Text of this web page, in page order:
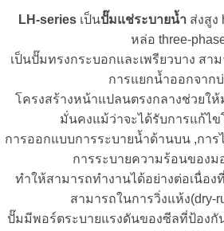
LH-seriesเป็นปั๊มแช่ระบายน้ำ ส่งสูง
หล่อ three-
เป็นปั๊มทรงกระบอกและเพรียวบาง สา
การแยกน้ำออกจาก
โครงสร้างหน้าแปลนตรงกลางช่วยใ
มั่นคงแม้ว่าจะได้รับการแก้ไข
การออกแบบการระบายน้ำด้านบน ,กา
การระบายความร้อนของม
ทำให้สามารถทำงานได้อย่างต่อเนื่อ
สามารถในการวิ่งแห้ง(dry-
ปั๊มมีพอร์ตระบายแรงดันของซีลที่ป้องกั